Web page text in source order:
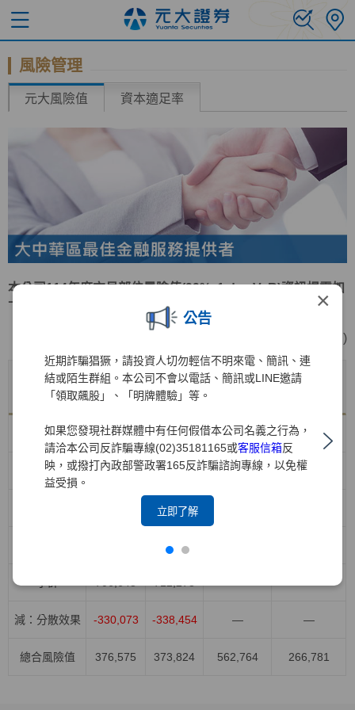
×
公告
近期詐騙猖獗，請投資人切勿輕信不明來電、簡訊、連
結或陌生群組。本公司不會以電話、簡訊或LINE邀請
「領取飆股」、「明牌體驗」等。
如果您發現社群媒體中有任何假借本公司名義之行為，
請洽本公司反詐騙專線(02)35181165或客服信箱反
映，或撥打內政部警政署165反詐騙諮詢專線，以免權
益受損。
立即了解
風險管理
元大風險值 資本適足率
本公司114年度交易部位風險值(99%, 1 day VaR)資訊揭露如
下表：
(單位:新台幣仟元 )
風險別
年底值
114/12/31
VaR平均
值
VaR最大值 VaR最小值
股權風險 418,426 371,043 528,908 264,044
利率風險 96,615 155,709 232,839 91,949
137,958
47,568
減：分散效果 -330,073 -338,454 — —
總合風險值 376,575 373,824 562,764 266,781